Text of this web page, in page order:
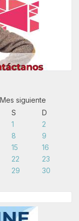
S
D
1
2
8
9
15
16
22
23
29
30